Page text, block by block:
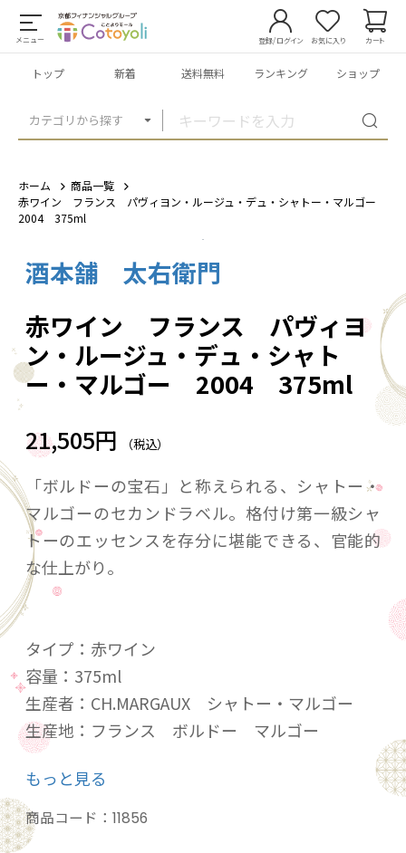
メニュー
カテゴリから探す
登録/ログイン お気に入り カート
トップ 新着 送料無料 ランキング ショップ
ホーム
商品一覧
赤ワイン フランス パヴィヨン・ルージュ・デュ・シャトー・マルゴー
2004 375ml
酒本舗 太右衛門
赤ワイン フランス パヴィヨ
ン・ルージュ・デュ・シャト
ー・マルゴー 2004 375ml
21,505円 （税込）
「ボルドーの宝石」と称えられる、シャトー・
マルゴーのセカンドラベル。格付け第一級シャ
トーのエッセンスを存分に堪能できる、官能的
な仕上がり。
タイプ：赤ワイン
容量：375ml
生産者：CH.MARGAUX シャトー・マルゴー
生産地：フランス ボルドー マルゴー
原産地呼称：AOC. マルゴー
品種：カベルネ・ソーヴィニヨン、メルロ、カ
ベルネ・フラン、プティ・ヴェルド
もっと見る
商品コード： 11856